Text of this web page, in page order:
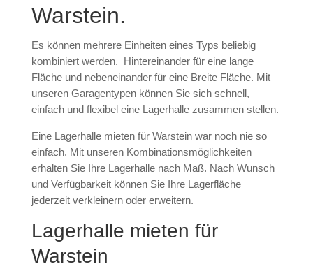
Warstein.
Es können mehrere Einheiten eines Typs beliebig
kombiniert werden. Hintereinander für eine lange
Fläche und nebeneinander für eine Breite Fläche. Mit
unseren Garagentypen können Sie sich schnell,
einfach und flexibel eine Lagerhalle zusammen stellen.
Eine Lagerhalle mieten für Warstein war noch nie so
einfach. Mit unseren Kombinationsmöglichkeiten
erhalten Sie Ihre Lagerhalle nach Maß. Nach Wunsch
und Verfügbarkeit können Sie Ihre Lagerfläche
jederzeit verkleinern oder erweitern.
Lagerhalle mieten für
Warstein